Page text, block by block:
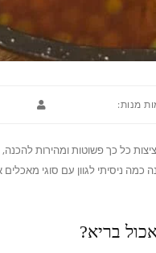
מנות:
כל כך פשוטות ומהירות להכנה,
כמה ניסיתי לגוון עם סוגי
בריא?